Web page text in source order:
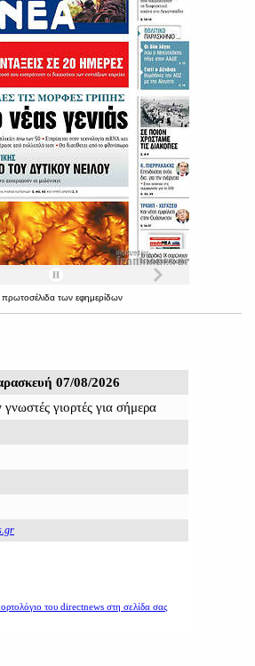
πρωτοσέλιδα των εφημερίδων